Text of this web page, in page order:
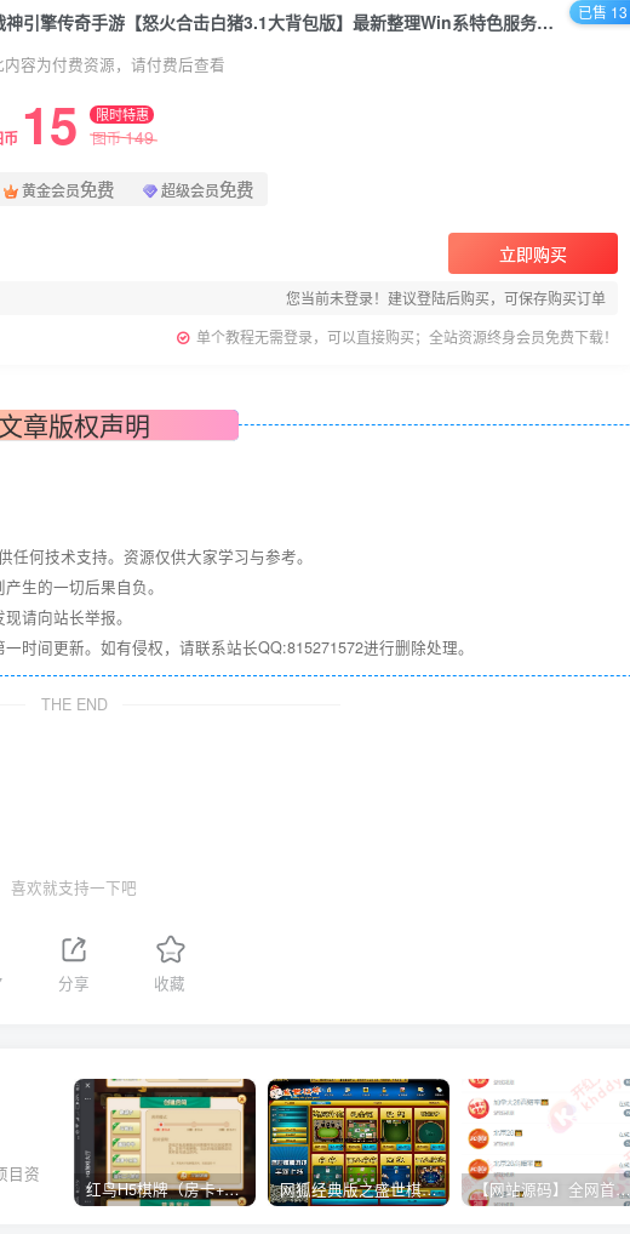
战神引擎传奇手游【怒火合击白猪3.1大背包版】最新整理Win系特色服务端+安卓苹果双端+GM授权物品后台+详细搭建教程
内容为付费资源，请付费后查看
币 15 限时特惠
图币149
黄金会员免费 超级会员免费
立即购买
您当前未登录！建议登陆后购买，可保存购买订单
单个教程无需登录，可以直接购买；全站资源终身会员免费下载！
已售 13
章版权声明
何技术支持。资源仅供大家学习与参考。
生的一切后果自负。
请向站长举报。
时间更新。如有侵权，请联系站长QQ:815271572进行删除处理。
THE END
喜欢就支持一下吧
分享 收藏
目资
红鸟H5棋牌（房卡+金币）全套双模式游戏源码 网狐经典版之盛世棋牌完整游戏源码（包含文档、架设教程、网站、源代码等） 【网站源码】全网首发+旗舰28完美运营Java版高仿28圈+彩种丰富+机器人+眯牌